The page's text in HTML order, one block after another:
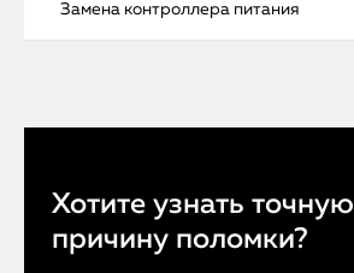
Замена контроллера питания
Хотите узнать точную
причину поломки?